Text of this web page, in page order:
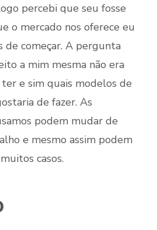
percebi que seu fosse
o mercado nos oferece eu
de começar. A pergunta
a mim mesma não era
e sim quais modelos de
de fazer. As
podem mudar de
e mesmo assim podem
casos.